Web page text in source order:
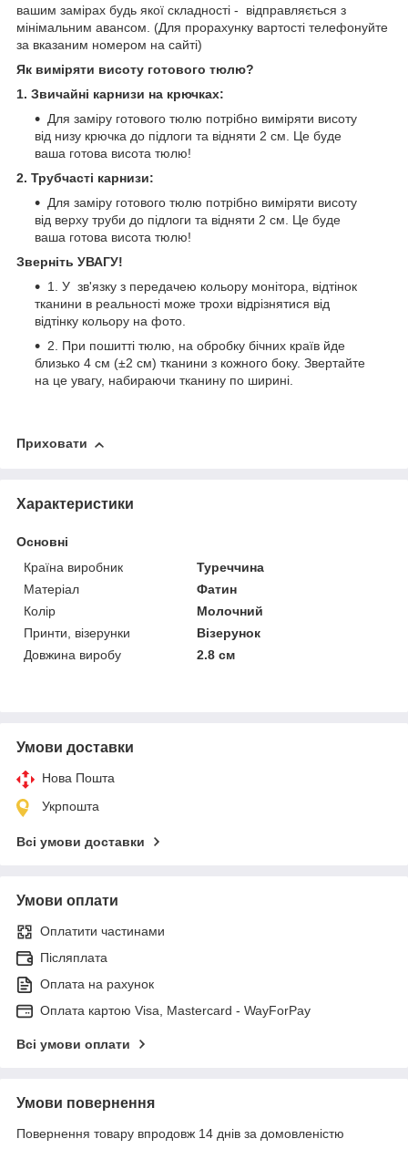
вашим замірах будь якої складності -
відправляється з
мінімальним авансом. (Для прорахунку вартості телефонуйте
за вказаним номером на сайті)
Як виміряти висоту готового тюлю?
1. Звичайні карнизи на крючках:
Для заміру готового тюлю потрібно виміряти висоту
від низу крючка до підлоги та відняти 2 см. Це буде
ваша готова висота тюлю!
2. Трубчасті карнизи:
Для заміру готового тюлю потрібно виміряти висоту
від верху труби до підлоги та відняти 2 см. Це буде
ваша готова висота тюлю!
Зверніть УВАГУ!
1. У зв'язку з передачею кольору монітора, відтінок
тканини в реальності може трохи відрізнятися від
відтінку кольору на фото.
2. При пошитті тюлю, на обробку бічних країв йде
близько 4 см (±2 см) тканини з кожного боку. Звертайте
на це увагу, набираючи тканину по ширині.
Приховати
Характеристики
Основні
Країна виробник
Туреччина
Матеріал
Фатин
Колір
Молочний
Принти, візерунки
Візерунок
Довжина виробу
2.8 см
Умови доставки
Нова Пошта
Укрпошта
Всі умови доставки
Умови оплати
Оплатити частинами
Післяплата
Оплата на рахунок
Оплата картою Visa, Mastercard - WayForPay
Всі умови оплати
Умови повернення
Повернення товару впродовж 14 днів за домовленістю